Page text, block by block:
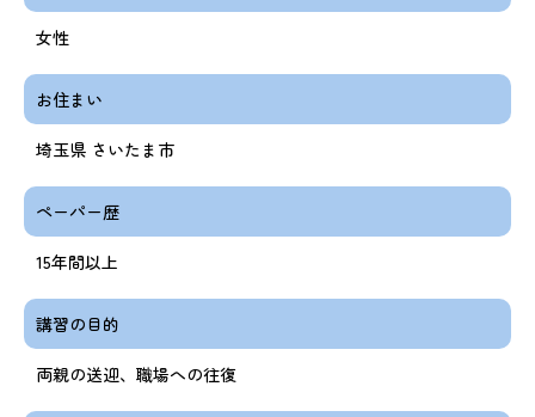
女性
お住まい
埼玉県 さいたま市
ペーパー歴
15年間以上
講習の目的
両親の送迎、職場への往復